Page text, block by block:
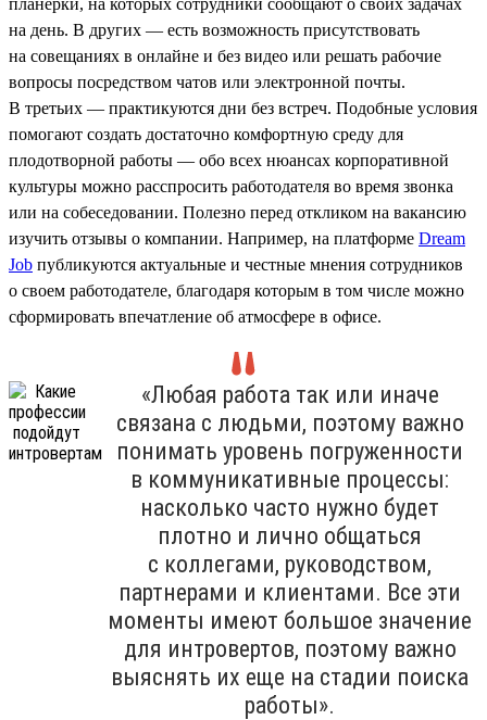
на день. В других — есть возможность присутствовать
на совещаниях в онлайне и без видео или решать рабочие
вопросы посредством чатов или электронной почты.
В третьих — практикуются дни без встреч. Подобные условия
помогают создать достаточно комфортную среду для
плодотворной работы — обо всех нюансах корпоративной
культуры можно расспросить работодателя во время звонка
или на собеседовании. Полезно перед откликом на вакансию
изучить отзывы о компании. Например, на платформе Dream
Job публикуются актуальные и честные мнения сотрудников
о своем работодателе, благодаря которым в том числе можно
сформировать впечатление об атмосфере в офисе.
«Любая работа так или иначе
связана с людьми, поэтому важно
понимать уровень погруженности
в коммуникативные процессы:
насколько часто нужно будет
плотно и лично общаться
с коллегами, руководством,
партнерами и клиентами. Все эти
моменты имеют большое значение
для интровертов, поэтому важно
выяснять их еще на стадии поиска
работы».